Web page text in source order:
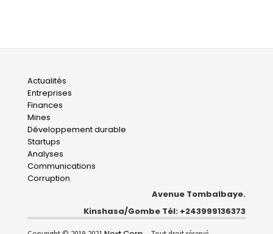
Main
navigation
Actualités
Entreprises
Finances
Mines
Développement durable
Startups
Analyses
Communications
Corruption
Avenue Tombalbaye.
Kinshasa/Gombe Tél: +243999136373